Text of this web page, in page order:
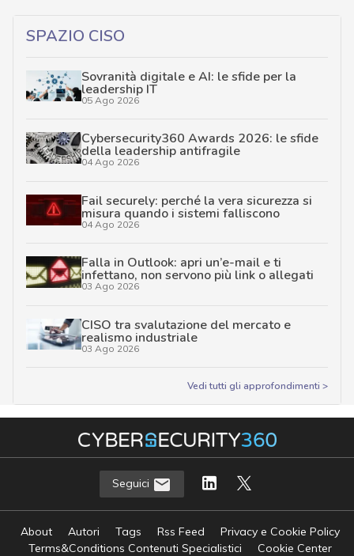
SPAZIO CISO
Sovranità digitale e AI: le sfide per la
leadership IT
05 Ago 2026
Cybersecurity360 Awards 2026: le sfide
della leadership antifragile
04 Ago 2026
Fail securely: perché la vera sicurezza si
misura quando i sistemi falliscono
04 Ago 2026
Falla in Outlook: apri un’e-mail e ti
infettano, non servono più link o allegati
03 Ago 2026
CISO tra svalutazione del mercato e
realismo industriale
03 Ago 2026
Vedi tutti gli approfondimenti >
Seguici
About Autori Tags Rss Feed
Privacy e Cookie Policy
Terms&Conditions Contenuti Specialistici
Cookie Center